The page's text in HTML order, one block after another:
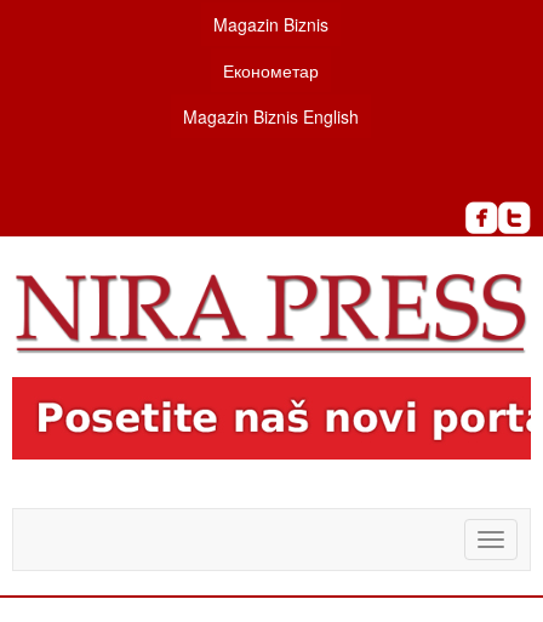
Magazin Biznis
Економетар
Magazin Biznis English
Toggle